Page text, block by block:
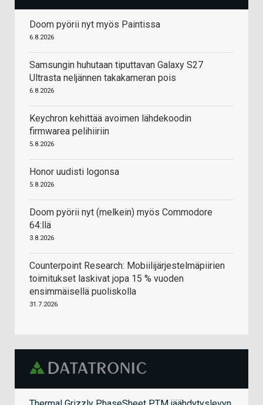
Doom pyörii nyt myös Paintissa
6.8.2026
Samsungin huhutaan tiputtavan Galaxy S27
Ultrasta neljännen takakameran pois
6.8.2026
Keychron kehittää avoimen lähdekoodin
firmwarea pelihiiriin
5.8.2026
Honor uudisti logonsa
5.8.2026
Doom pyörii nyt (melkein) myös Commodore
64:llä
3.8.2026
Counterpoint Research: Mobiilijärjestelmäpiirien
toimitukset laskivat jopa 15 % vuoden
ensimmäisellä puoliskolla
31.7.2026